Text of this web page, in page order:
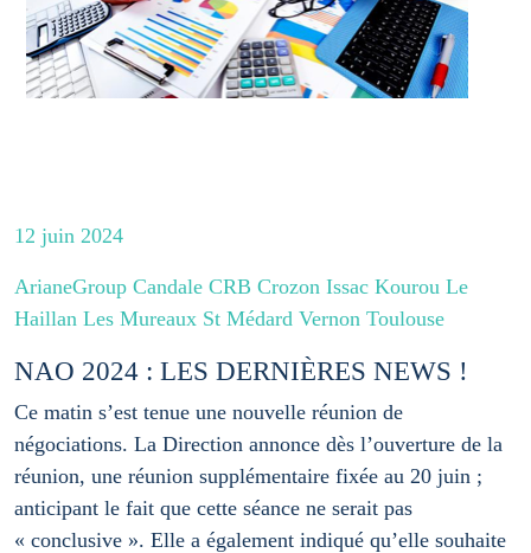
12 juin 2024
ArianeGroup Candale CRB Crozon Issac Kourou Le
Haillan Les Mureaux St Médard Vernon Toulouse
NAO 2024 : LES DERNIÈRES NEWS !
Ce matin s’est tenue une nouvelle réunion de
négociations. La Direction annonce dès l’ouverture de la
réunion, une réunion supplémentaire fixée au 20 juin ;
anticipant le fait que cette séance ne serait pas
« conclusive ». Elle a également indiqué qu’elle souhaite